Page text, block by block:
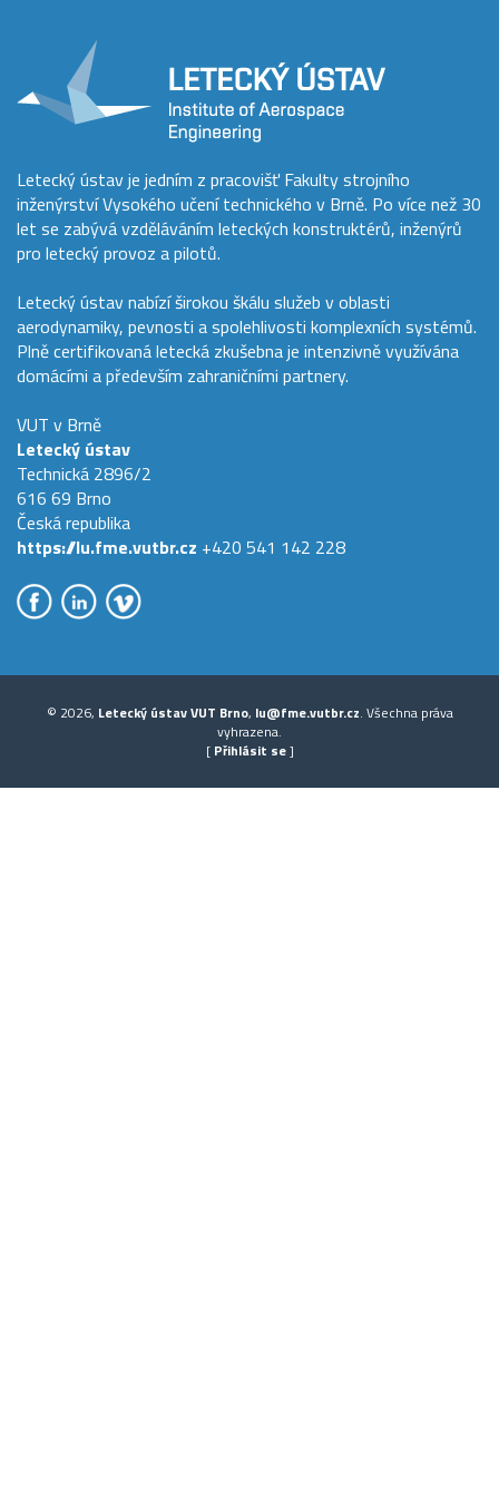
Letecký ústav je jedním z pracovišť Fakulty strojního
inženýrství Vysokého učení technického v Brně. Po více než 30
let se zabývá vzděláváním leteckých konstruktérů, inženýrů
pro letecký provoz a pilotů.
Letecký ústav nabízí širokou škálu služeb v oblasti
aerodynamiky, pevnosti a spolehlivosti komplexních systémů.
Plně certifikovaná letecká zkušebna je intenzivně využívána
domácími a především zahraničními partnery.
VUT v Brně
Letecký ústav
Technická 2896/2
616 69 Brno
Česká republika
https://lu.fme.vutbr.cz +420 541 142 228
© 2026, Letecký ústav VUT Brno, lu@fme.vutbr.cz. Všechna práva
vyhrazena.
[ Přihlásit se]